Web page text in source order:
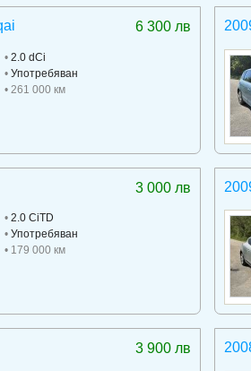
6 300 лв
• 2.0 dCi
• Употребяван
• 261 000 км
3 000 лв
• 2.0 CiTD
• Употребяван
• 179 000 км
3 900 лв